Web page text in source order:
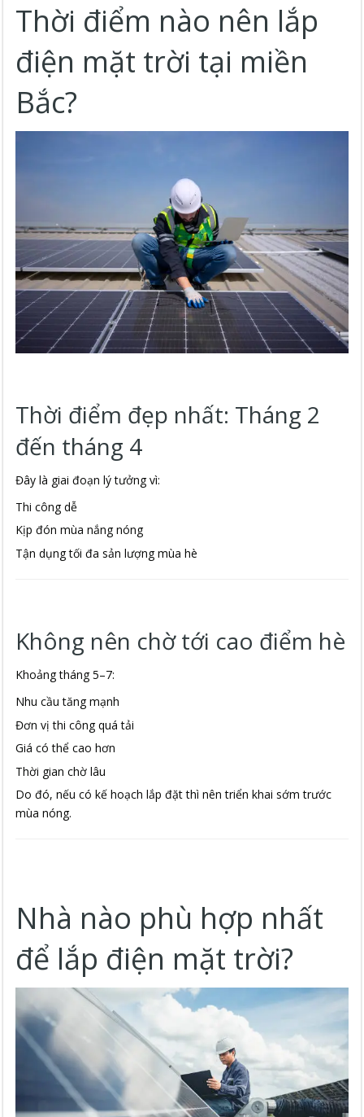
Thời điểm nào nên lắp
điện mặt trời tại miền
Bắc?
Thời điểm đẹp nhất: Tháng 2
đến tháng 4
Đây là giai đoạn lý tưởng vì:
Thi công dễ
Kịp đón mùa nắng nóng
Tận dụng tối đa sản lượng mùa hè
Không nên chờ tới cao điểm hè
Khoảng tháng 5–7:
Nhu cầu tăng mạnh
Đơn vị thi công quá tải
Giá có thể cao hơn
Thời gian chờ lâu
Do đó, nếu có kế hoạch lắp đặt thì nên triển khai sớm trước
mùa nóng.
Nhà nào phù hợp nhất
để lắp điện mặt trời?